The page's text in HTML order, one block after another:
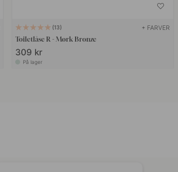
13 + FARVER
Toiletlåse R - Mørk Bronze
309 kr
På lager